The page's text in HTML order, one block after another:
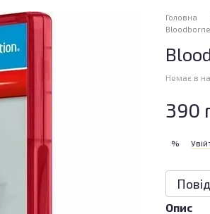
Головна
Немає в
390
%
Опис